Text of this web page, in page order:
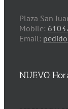
Plaza San
Mobile:
Email:
NUEVO